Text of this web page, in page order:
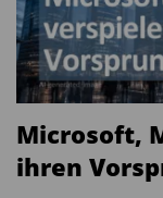
Kommission
Mitte Juli
rücke die Frage
des
Microsoft,
ihren